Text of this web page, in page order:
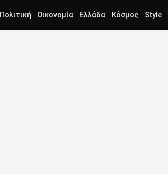
Πολιτική Οικονομία Ελλάδα Κόσμος Style